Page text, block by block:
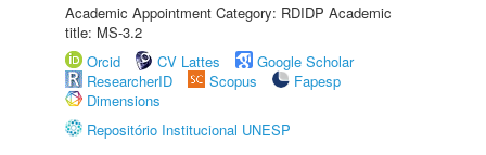
Academic Appointment Category: RDIDP Academic
title: MS-3.2
Orcid
CV Lattes
Google Scholar
ResearcherID
Scopus
Fapesp
Dimensions
Repositório Institucional UNESP